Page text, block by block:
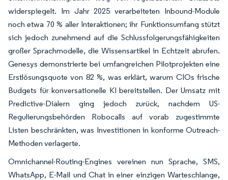
widerspiegelt. Im Jahr 2025 verarbeiteten Inbound-Module
noch etwa 70 % aller Interaktionen; ihr Funktionsumfang stützt
sich jedoch zunehmend auf die Schlussfolgerungsfähigkeiten
großer Sprachmodelle, die Wissensartikel in Echtzeit abrufen.
Genesys demonstrierte bei umfangreichen Pilotprojekten eine
Erstlösungsquote von 82 %, was erklärt, warum CIOs frische
Budgets für konversationelle KI bereitstellen. Der Umsatz mit
Predictive-Dialern ging jedoch zurück, nachdem US-
Regulierungsbehörden Robocalls auf vorab zugestimmte
Listen beschränkten, was Investitionen in konforme Outreach-
Methoden verlagerte.
Omnichannel-Routing-Engines vereinen nun Sprache, SMS,
WhatsApp, E-Mail und Chat in einer einzigen Warteschlange,